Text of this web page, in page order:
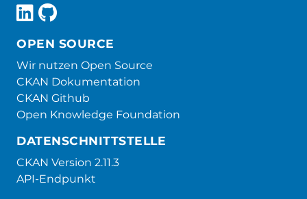
OPEN SOURCE
Wir nutzen Open Source
CKAN Dokumentation
CKAN Github
Open Knowledge Foundation
DATENSCHNITTSTELLE
CKAN Version 2.11.3
API-Endpunkt